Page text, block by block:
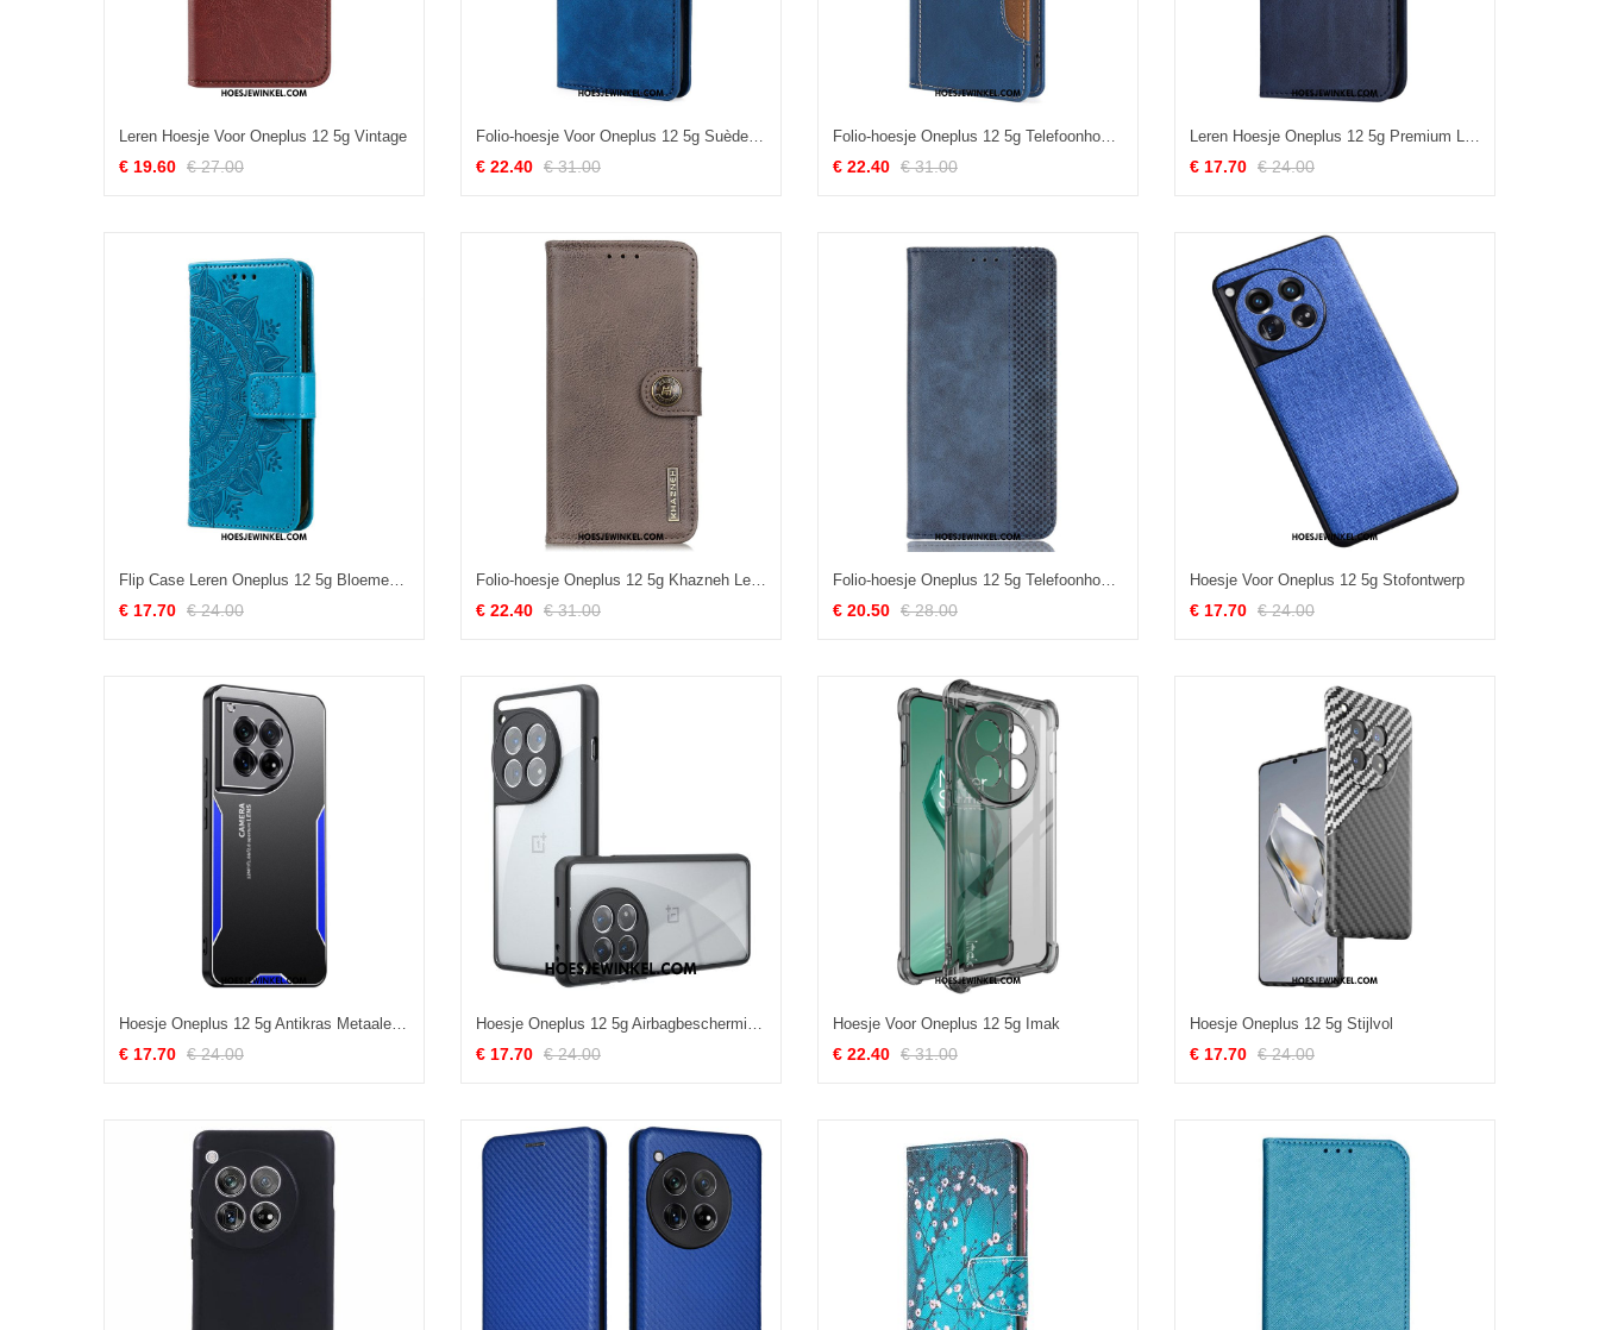
Leren Hoesje Voor Oneplus 12 5g Vintage
€ 19.60 € 27.00
Folio-hoesje Voor Oneplus 12 5g Suède Stijl
€ 22.40 € 31.00
Folio-hoesje Oneplus 12 5g Telefoonhoesje Bloemenmotief
€ 22.40 € 31.00
Leren Hoesje Oneplus 12 5g Premium Lederen Bandstijl Bescherming Hoesje
€ 17.70 € 24.00
Flip Case Leren Oneplus 12 5g Bloemenmandala Met Koord
€ 17.70 € 24.00
Folio-hoesje Oneplus 12 5g Khazneh Lederen Stijl
€ 22.40 € 31.00
Folio-hoesje Oneplus 12 5g Telefoonhoesje Retrotextuur
€ 20.50 € 28.00
Hoesje Voor Oneplus 12 5g Stofontwerp
€ 17.70 € 24.00
Hoesje Oneplus 12 5g Antikras Metaaleffect
€ 17.70 € 24.00
Hoesje Oneplus 12 5g Airbagbescherming Bescherming Hoesje
€ 17.70 € 24.00
Hoesje Voor Oneplus 12 5g Imak
€ 22.40 € 31.00
Hoesje Oneplus 12 5g Stijlvol
€ 17.70 € 24.00